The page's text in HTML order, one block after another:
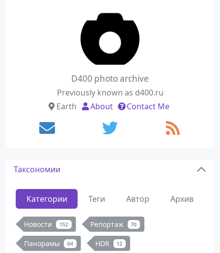
D400 photo archive
Previously known as d400.ru
Earth
About Contact Me
Таксономии
Категории Теги Автор Архив
Новости 152 Репортаж 70
Панорамы 64 HDR 12